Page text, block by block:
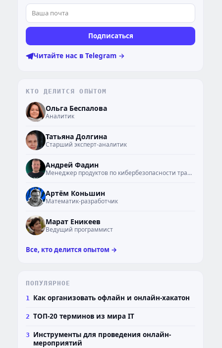
Подписаться
Читайте нас в Telegram →
КТО ДЕЛИТСЯ ОПЫТОМ
ОБ Ольга Беспалова
Аналитик
ТД Татьяна Долгина
Старший эксперт-аналитик
АФ Андрей Фадин
Менеджер продуктов по кибербезопасности транспорта
АК Артём Коньшин
Математик-разработчик
МЕ Марат Еникеев
Ведущий программист
Все, кто делится опытом →
ПОПУЛЯРНОЕ
1
Как организовать офлайн и онлайн-хакатон
2 ТОП-20 терминов из мира IT
3 Инструменты для проведения онлайн-
мероприятий